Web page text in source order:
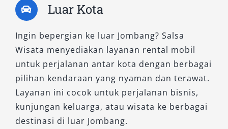
pembayaran, kebijakan bahan bakar, serta
denda keterlambatan agar tidak terjadi
kesalahpahaman.
6. Pilih Layanan dengan atau
Tanpa Sopir Sesuai Kebutuhan
Jika ingin lebih praktis, pilih sewa mobil
Jombang dengan sopir yang sudah
Luar Kota
Ingin bepergian ke luar Jombang? Salsa
Wisata menyediakan layanan rental mobil
untuk perjalanan antar kota dengan berbagai
pilihan kendaraan yang nyaman dan terawat.
Layanan ini cocok untuk perjalanan bisnis,
kunjungan keluarga, atau wisata ke berbagai
destinasi di luar Jombang.